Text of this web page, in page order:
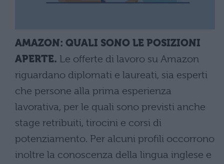
AMAZON: QUALI SONO LE POSIZIONI
APERTE. Le offerte di lavoro su Amazon
riguardano diplomati e laureati, sia esperti
che persone alla prima esperienza
lavorativa, per le quali sono previsti anche
stage retribuiti, tirocini e corsi di
potenziamento. Per alcuni profili occorrono
inoltre la conoscenza della lingua inglese e